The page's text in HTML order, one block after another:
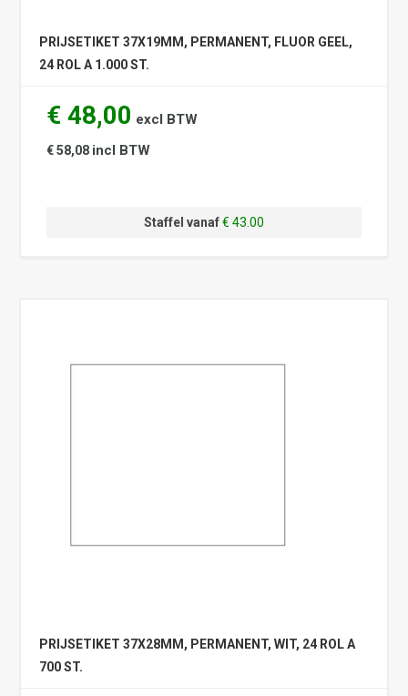
PRIJSETIKET 37X19MM, PERMANENT, FLUOR GEEL,
24 ROL A 1.000 ST.
€ 48,00 excl BTW
€ 58,08 incl BTW
Staffel vanaf€ 43.00
PRIJSETIKET 37X28MM, PERMANENT, WIT, 24 ROL A
700 ST.